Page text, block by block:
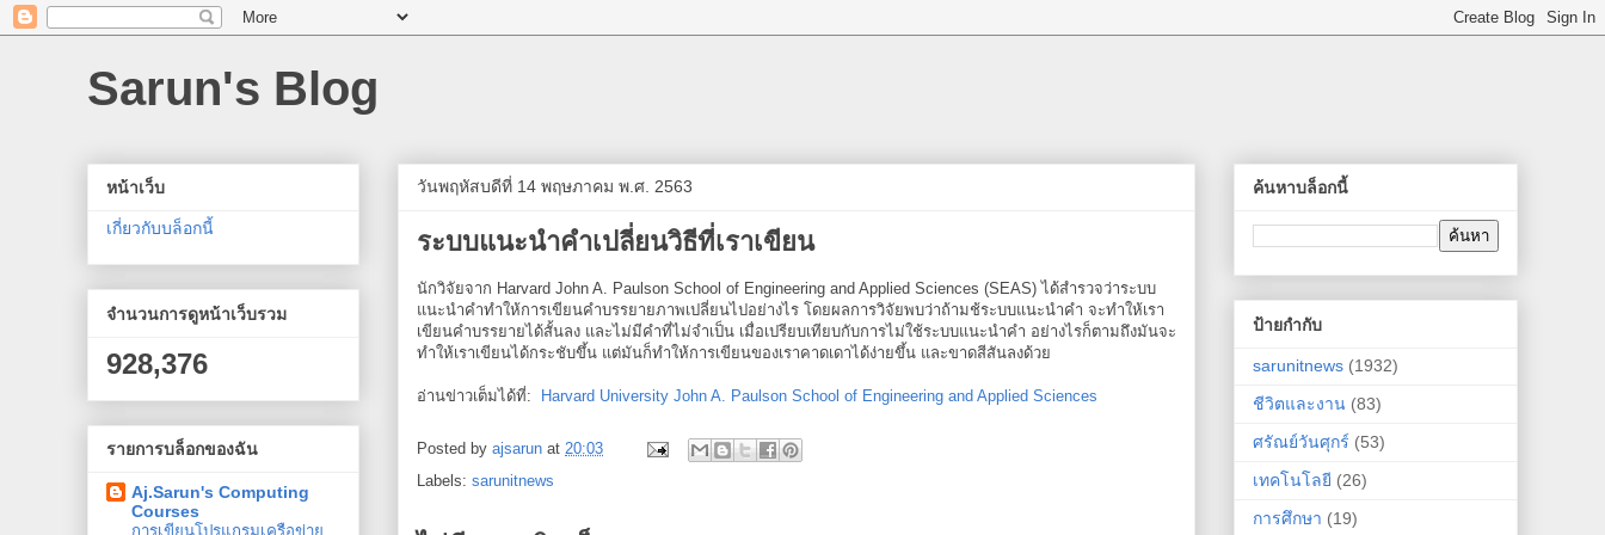
Sarun's Blog
วันพฤหัสบดีที่ 14 พฤษภาคม พ.ศ. 2563
ระบบแนะนำคำเปลี่ยนวิธีที่เราเขียน
นักวิจัยจาก Harvard John A. Paulson School of Engineering and Applied Sciences (SEAS) ได้สำรวจว่าระบบ
แนะนำคำทำให้การเขียนคำบรรยายภาพเปลี่ยนไปอย่างไร โดยผลการวิจัยพบว่าถ้ามช้ระบบแนะนำคำ จะทำให้เรา
เขียนคำบรรยายได้สั้นลง และไม่มีคำที่ไม่จำเป็น เมื่อเปรียบเทียบกับการไม่ใช้ระบบแนะนำคำ อย่างไรก็ตามถึงมันจะ
ทำให้เราเขียนได้กระชับขึ้น แต่มันก็ทำให้การเขียนของเราคาดเดาได้ง่ายขึ้น และขาดสีสันลงด้วย
อ่านข่าวเต็มได้ที่: Harvard University John A. Paulson School of Engineering and Applied Sciences
Posted by ajsarun at 20:03
Labels: sarunitnews
หน้าเว็บ
เกี่ยวกับบล็อกนี้
จำนวนการดูหน้าเว็บรวม
928,376
รายการบล็อกของฉัน
Aj.Sarun's Computing
Courses
การเขียนโปรแกรมเครือข่าย
ค้นหาบล็อกนี้
ป้ายกำกับ
sarunitnews (1932)
ชีวิตและงาน (83)
ศรัณย์วันศุกร์ (53)
เทคโนโลยี (26)
การศึกษา (19)